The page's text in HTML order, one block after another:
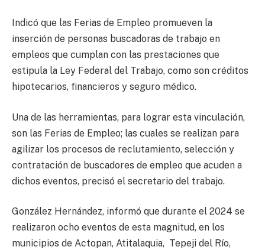
Indicó que las Ferias de Empleo promueven la
inserción de personas buscadoras de trabajo en
empleos que cumplan con las prestaciones que
estipula la Ley Federal del Trabajo, como son créditos
hipotecarios, financieros y seguro médico.
Una de las herramientas, para lograr esta vinculación,
son las Ferias de Empleo; las cuales se realizan para
agilizar los procesos de reclutamiento, selección y
contratación de buscadores de empleo que acuden a
dichos eventos, precisó el secretario del trabajo.
González Hernández, informó que durante el 2024 se
realizaron ocho eventos de esta magnitud, en los
municipios de Actopan, Atitalaquia, Tepeji del Río,